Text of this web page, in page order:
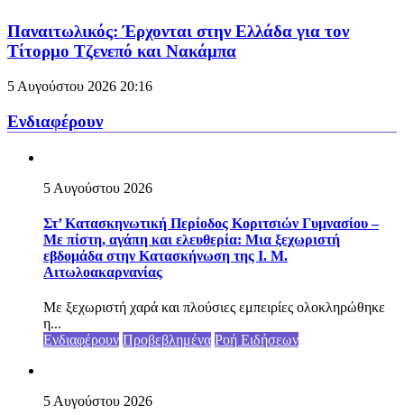
Παναιτωλικός: Έρχονται στην Ελλάδα για τον
Τίτορμο Τζενεπό και Νακάμπα
5 Αυγούστου 2026 20:16
Ενδιαφέρουν
5 Αυγούστου 2026
Στ’ Κατασκηνωτική Περίοδος Κοριτσιών Γυμνασίου –
Με πίστη, αγάπη και ελευθερία: Μια ξεχωριστή
εβδομάδα στην Κατασκήνωση της Ι. Μ.
Αιτωλοακαρνανίας
Με ξεχωριστή χαρά και πλούσιες εμπειρίες ολοκληρώθηκε
η...
Ενδιαφέρουν Προβεβλημένα Ροή Ειδήσεων
5 Αυγούστου 2026